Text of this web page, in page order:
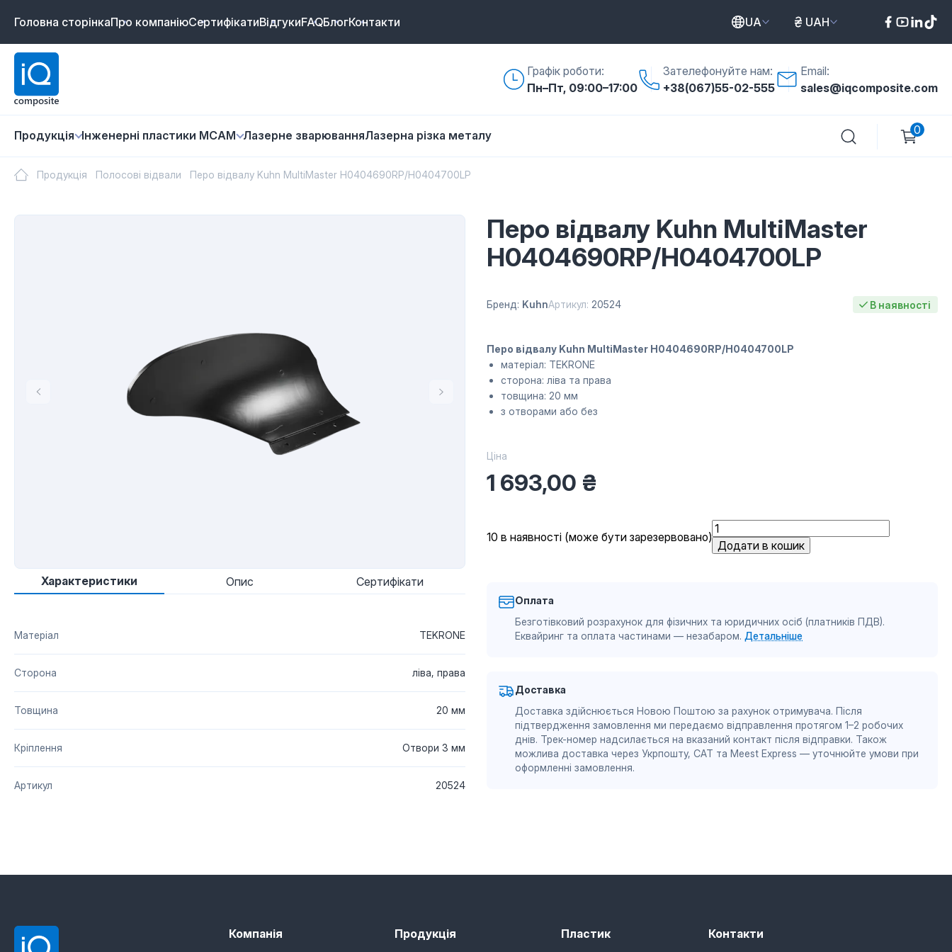
Головна сторінкаПро компаніюСертифікатиВідгукиFAQБлогКонтакти UA UAH
Графік роботи:
Пн–Пт, 09:00–17:00
Зателефонуйте нам:
+38(067)55-02-555
Email:
sales@iqcomposite.com
Продукція Інженерні пластики MCAM Лазернe зварюванняЛазерна різка металу 0
Продукція Полосові відвали Перо відвалу Kuhn MultiMaster H0404690RP/H0404700LP
Характеристики Опис Сертифікати
Матеріал TEKRONE
Сторона ліва, права
Товщина 20 мм
Кріплення Отвори 3 мм
Артикул 20524
Перо відвалу Kuhn MultiMaster
H0404690RP/H0404700LP
Бренд: KuhnАртикул: 20524 В наявності
Перо відвалу Kuhn MultiMaster H0404690RP/H0404700LP
матеріал: TEKRONE
сторона: ліва та права
товщина: 20 мм
з отворами або без
Ціна
1 693,00 ₴
10 в наявності (може бути зарезервовано)
Перо
відвалу
Kuhn
Додати в кошик
Оплата
Безготівковий розрахунок для фізичних та юридичних осіб (платників ПДВ).
Еквайринг та оплата частинами — незабаром. Детальніше
Доставка
Доставка здійснюється Новою Поштою за рахунок отримувача. Після
підтвердження замовлення ми передаємо відправлення протягом 1–2 робочих
днів. Трек-номер надсилається на вказаний контакт після відправки. Також
можлива доставка через Укрпошту, САТ та Meest Express — уточнюйте умови при
оформленні замовлення.
Компанія Продукція Пластик Контакти